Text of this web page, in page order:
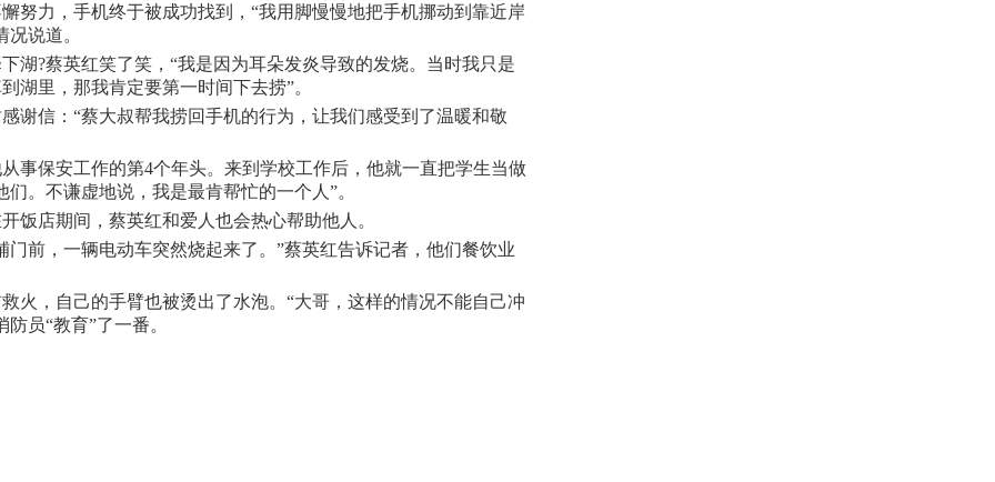
努力，手机终于被成功找到，“我用脚慢慢地把手机挪动到靠近岸
说道。
?蔡英红笑了笑，“我是因为耳朵发炎导致的发烧。当时我只是
湖里，那我肯定要第一时间下去捞”。
信：“蔡大叔帮我捞回手机的行为，让我们感受到了温暖和敬
保安工作的第4个年头。来到学校工作后，他就一直把学生当做
。不谦虚地说，我是最肯帮忙的一个人”。
店期间，蔡英红和爱人也会热心帮助他人。
，一辆电动车突然烧起来了。”蔡英红告诉记者，他们餐饮业
，自己的手臂也被烫出了水泡。“大哥，这样的情况不能自己冲
员“教育”了一番。